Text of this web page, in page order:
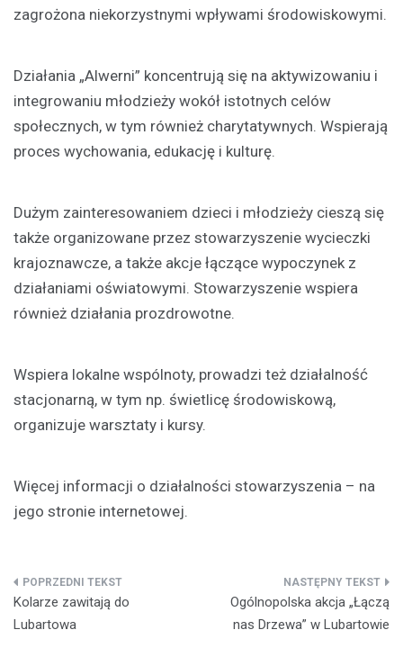
zagrożona niekorzystnymi wpływami środowiskowymi.
Działania „Alwerni” koncentrują się na aktywizowaniu i
integrowaniu młodzieży wokół istotnych celów
społecznych, w tym również charytatywnych. Wspierają
proces wychowania, edukację i kulturę.
Dużym zainteresowaniem dzieci i młodzieży cieszą się
także organizowane przez stowarzyszenie wycieczki
krajoznawcze, a także akcje łączące wypoczynek z
działaniami oświatowymi. Stowarzyszenie wspiera
również działania prozdrowotne.
Wspiera lokalne wspólnoty, prowadzi też działalność
stacjonarną, w tym np. świetlicę środowiskową,
organizuje warsztaty i kursy.
Więcej informacji o działalności stowarzyszenia – na
jego stronie internetowej.
Nawigacja
wpisu
Kolarze zawitają do
Lubartowa
Ogólnopolska akcja „Łączą
nas Drzewa” w Lubartowie